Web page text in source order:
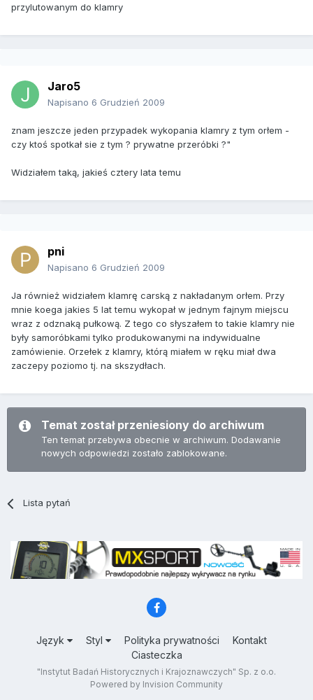
przylutowanym do klamry
Jaro5
Napisano 6 Grudzień 2009
znam jeszcze jeden przypadek wykopania klamry z tym orłem -
czy ktoś spotkał sie z tym ? prywatne przeróbki ?"
Widziałem taką, jakieś cztery lata temu
pni
Napisano 6 Grudzień 2009
Ja również widziałem klamrę carską z nakładanym orłem. Przy
mnie koega jakies 5 lat temu wykopał w jednym fajnym miejscu
wraz z odznaką pułkową. Z tego co słyszałem to takie klamry nie
były samoróbkami tylko produkowanymi na indywidualne
zamówienie. Orzełek z klamry, którą miałem w ręku miał dwa
zaczepy poziomo tj. na skszydłach.
Temat został przeniesiony do archiwum
Ten temat przebywa obecnie w archiwum. Dodawanie
nowych odpowiedzi zostało zablokowane.
Lista pytań
Język Styl Polityka prywatności
Kontakt
Ciasteczka
"Instytut Badań Historycznych i Krajoznawczych" Sp. z o.o.
Powered by Invision Community